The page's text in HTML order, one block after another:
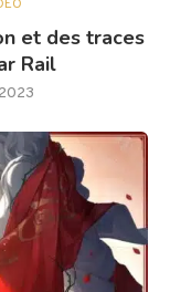
et des traces
Rail